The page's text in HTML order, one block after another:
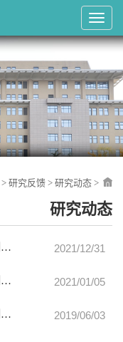
Toggle
> 研究反馈 > 研究动态 >
研究动态
2021/12/31
2021/01/05
2019/06/03